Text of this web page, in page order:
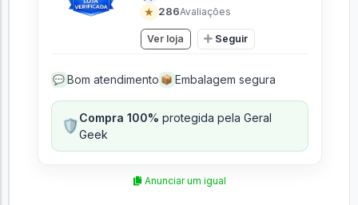
★ 286Avaliações
Ver loja Seguir
💬 Bom atendimento 📦 Embalagem segura
🛡️Compra 100% protegida pela Geral
Geek
Anunciar um igual